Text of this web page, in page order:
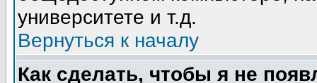
университете и т.д.
Вернуться к началу
Как сделать, чтобы я не